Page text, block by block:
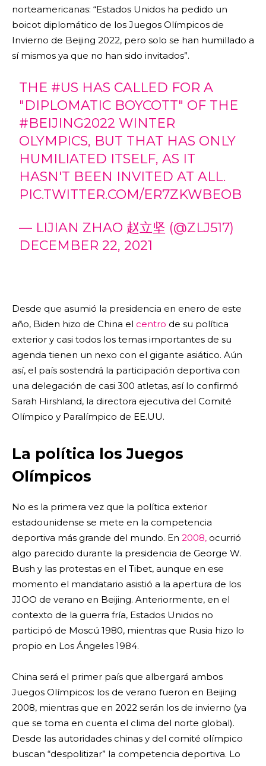
norteamericanas: “Estados Unidos ha pedido un
boicot diplomático de los Juegos Olímpicos de
Invierno de Beijing 2022, pero solo se han humillado a
sí mismos ya que no han sido invitados”.
THE #US HAS CALLED FOR A
"DIPLOMATIC BOYCOTT" OF THE
#BEIJING2022 WINTER
OLYMPICS, BUT THAT HAS ONLY
HUMILIATED ITSELF, AS IT
HASN'T BEEN INVITED AT ALL.
PIC.TWITTER.COM/ER7ZKWBEOB
— LIJIAN ZHAO 赵立坚 (@ZLJ517)
DECEMBER 22, 2021
Desde que asumió la presidencia en enero de este
año, Biden hizo de China el centro de su política
exterior y casi todos los temas importantes de su
agenda tienen un nexo con el gigante asiático. Aún
así, el país sostendrá la participación deportiva con
una delegación de casi 300 atletas, así lo confirmó
Sarah Hirshland, la directora ejecutiva del Comité
Olímpico y Paralímpico de EE.UU.
La política los Juegos
Olímpicos
No es la primera vez que la política exterior
estadounidense se mete en la competencia
deportiva más grande del mundo. En 2008, ocurrió
algo parecido durante la presidencia de George W.
Bush y las protestas en el Tibet, aunque en ese
momento el mandatario asistió a la apertura de los
JJOO de verano en Beijing. Anteriormente, en el
contexto de la guerra fría, Estados Unidos no
participó de Moscú 1980, mientras que Rusia hizo lo
propio en Los Ángeles 1984.
China será el primer país que albergará ambos
Juegos Olímpicos: los de verano fueron en Beijing
2008, mientras que en 2022 serán los de invierno (ya
que se toma en cuenta el clima del norte global).
Desde las autoridades chinas y del comité olímpico
buscan “despolitizar” la competencia deportiva. Lo